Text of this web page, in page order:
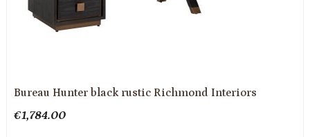
Bureau Hunter black rustic Richmond Interiors
€1,784.00